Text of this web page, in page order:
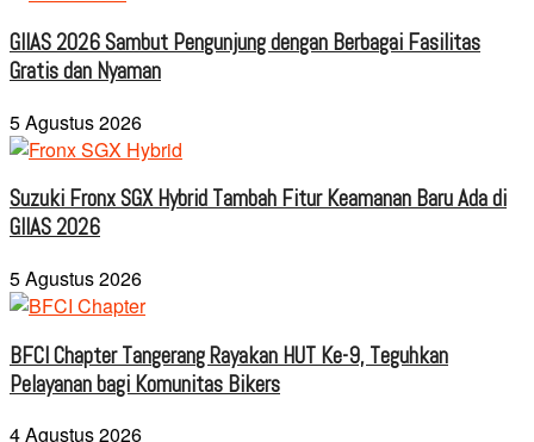
GIIAS 2026 Sambut Pengunjung dengan Berbagai Fasilitas
Gratis dan Nyaman
5 Agustus 2026
Suzuki Fronx SGX Hybrid Tambah Fitur Keamanan Baru Ada di
GIIAS 2026
5 Agustus 2026
BFCI Chapter Tangerang Rayakan HUT Ke-9, Teguhkan
Pelayanan bagi Komunitas Bikers
4 Agustus 2026